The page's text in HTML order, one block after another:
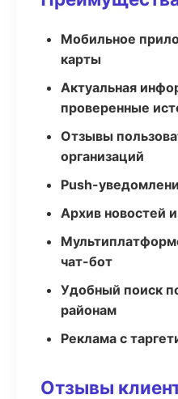
Мобильное
карты
Актуальная
проверенные
Отзывы
организаций
Push-
Архив новостей
чат-бот
Удобный поиск
районам
Реклама с
Отзывы